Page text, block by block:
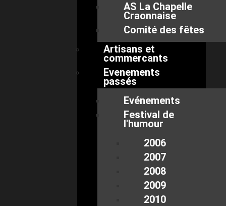
AS La Chapelle
Craonnaise
Comité des fêtes
Artisans et
commercants
Evenements
passés
Evénements
Festival de
l'humour
2006
2007
2008
2009
2010